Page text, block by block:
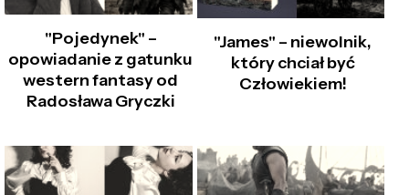
"Pojedynek" –
opowiadanie z gatunku
western fantasy od
Radosława Gryczki
"James" – niewolnik,
który chciał być
Człowiekiem!